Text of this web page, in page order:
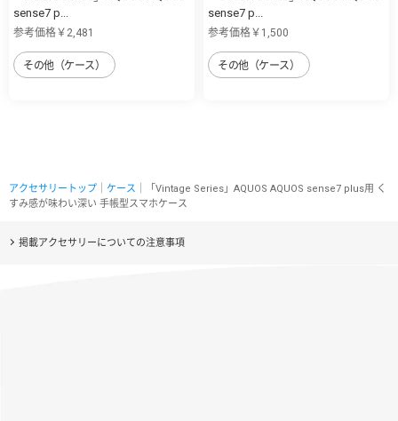
sense7 p...
参考価格￥2,481
その他（ケース）
sense7 p...
参考価格￥1,500
その他（ケース）
アクセサリートップ ケース ｜「Vintage Series」AQUOS AQUOS sense7 plus用 く
すみ感が味わい深い 手帳型スマホケース
掲載アクセサリーについての注意事項